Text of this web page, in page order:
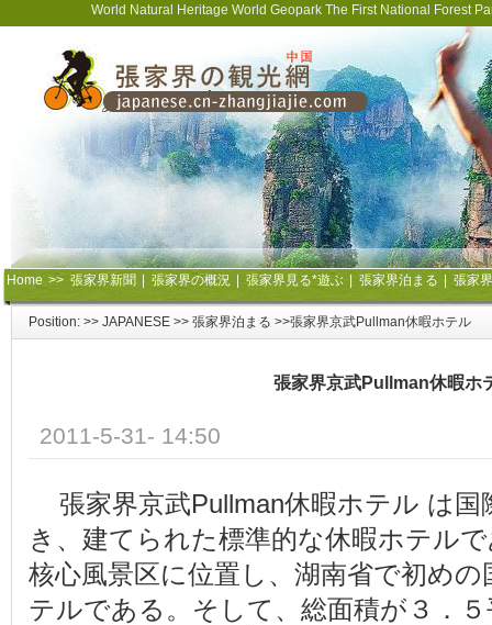
World Natural Heritage World Geopark The First National
Home >> 張家界新聞 張家界の概況 張家界見る*遊ぶ 張家界泊まる 張家
Position: >> JAPANESE >> 張家界泊まる >>張家界京武Pullman休暇ホテル
張家界京武Pullman休暇ホ
2011-5-31- 14:50
張家界京武Pullman休暇ホテル は
き、建てられた標準的な休暇ホテル
核心風景区に位置し、湖南省で初め
テルである。そして、総面積が３．